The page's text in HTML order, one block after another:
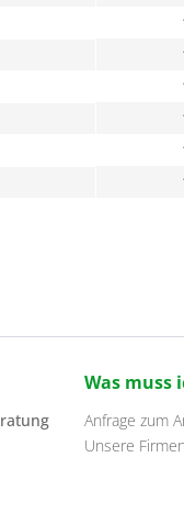
Was muss
Anfrage zum
Unsere